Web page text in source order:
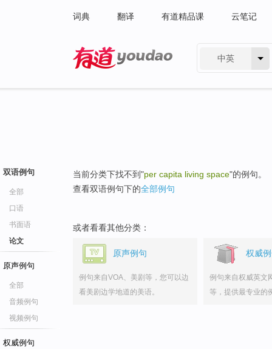
词典 翻译 有道精品课 云笔记
中英
双语例句
全部
口语
书面语
论文
原声例句
全部
音频例句
视频例句
权威例句
当前分类下找不到"per capita living space"的例句。
查看双语例句下的全部例句
或者看看其他分类：
原声例句
例句来自VOA、美剧等，您可以边
看美剧边学地道的美语。
权威
例句来自权威英文
等，提供最专业的